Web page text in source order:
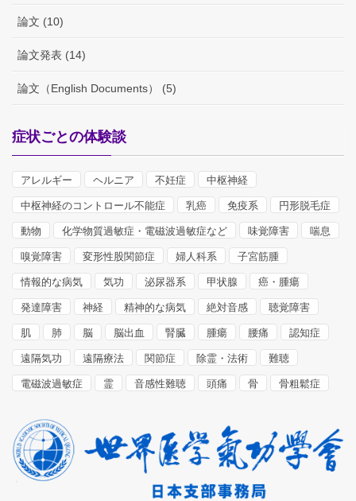
論文 (10)
論文発表 (14)
論文（English Documents） (5)
症状ごとの体験談
アレルギー ヘルニア 不妊症 中枢神経
中枢神経のコントロール不能症 乳癌 免疫系 円形脱毛症
動物 化学物質過敏症・電磁波過敏症など 味覚障害 喘息
嗅覚障害 変形性股関節症 婦人科系 子宮筋腫
情報的な病気 気功 泌尿器系 甲状腺 癌・腫瘍
発達障害 神経 精神的な病気 絶対音感 聴覚障害
肌 肺 脳 脳出血 腎臓 腫瘍 腰痛 認知症
遠隔気功 遠隔療法 関節症 除霊・法術 難聴
電磁波過敏症 霊 音感性難聴 頭痛 骨 骨粗鬆症